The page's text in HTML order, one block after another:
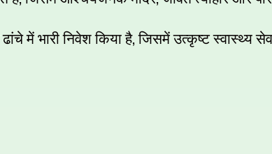
में भारी निवेश किया है,जिसमें उत्कृष्ट स्वास्थ्य